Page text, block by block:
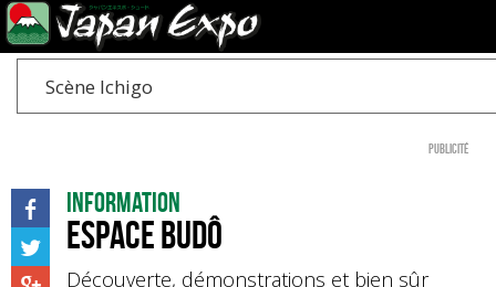
Scène Ichigo
Publicité
Information
Espace Budô
Découverte, démonstrations et bien sûr